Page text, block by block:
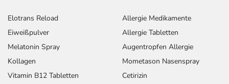
Elotrans Reload
Eiweißpulver
Melatonin Spray
Kollagen
Vitamin B12 Tabletten
Allergie Medikamente
Allergie Tabletten
Augentropfen Allergie
Mometason Nasenspray
Cetirizin